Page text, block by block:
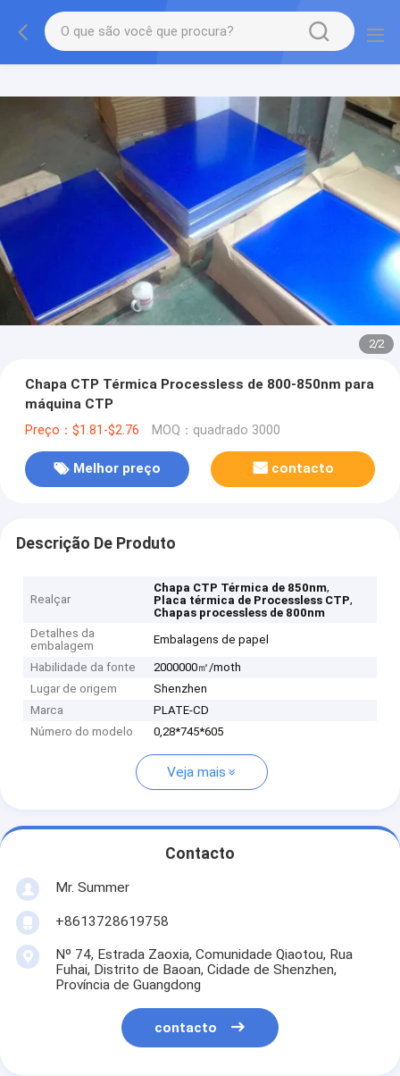
2/2
Chapa CTP Térmica Processless de 800-850nm para
máquina CTP
Preço：$1.81-$2.76 MOQ：quadrado 3000
Melhor preço contacto
Descrição De Produto
Realçar
Chapa CTP Térmica de 850nm,
Placa térmica de Processless CTP,
Chapas processless de 800nm
Detalhes da
embalagem
Embalagens de papel
Habilidade da fonte
2000000㎡/moth
Lugar de origem
Shenzhen
Marca
PLATE-CD
Número do modelo
0,28*745*605
Veja mais
Contacto
Mr. Summer
+8613728619758
Nº 74, Estrada Zaoxia, Comunidade Qiaotou, Rua
Fuhai, Distrito de Baoan, Cidade de Shenzhen,
Província de Guangdong
contacto